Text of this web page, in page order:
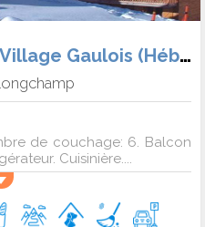
Résidence Goélia Le Village Gaulois (Hébergement + Forf. + Matériel)
de couchage: 6. Balcon
Cuisinière....